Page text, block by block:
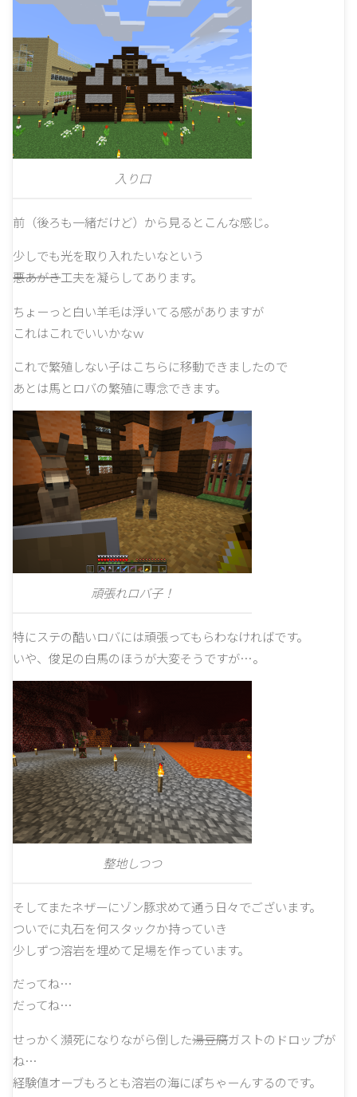
入り口
前（後ろも一緒だけど）から見るとこんな感じ。
少しでも光を取り入れたいなという
悪あがき工夫を凝らしてあります。
ちょーっと白い羊毛は浮いてる感がありますが
これはこれでいいかなｗ
これで繁殖しない子はこちらに移動できましたので
あとは馬とロバの繁殖に専念できます。
頑張れロバ子！
特にステの酷いロバには頑張ってもらわなければです。
いや、俊足の白馬のほうが大変そうですが…。
整地しつつ
そしてまたネザーにゾン豚求めて通う日々でございます。
ついでに丸石を何スタックか持っていき
少しずつ溶岩を埋めて足場を作っています。
だってね…
だってね…
せっかく瀕死になりながら倒した湯豆腐ガストのドロップが
ね…
経験値オーブもろとも溶岩の海にぽちゃーんするのです。